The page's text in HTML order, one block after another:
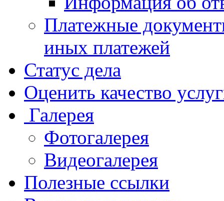
Платежные
иных платежей
Статус дела
Оценить качество
Галерея
Фотогалерея
Видеогалерея
Полезные ссылки